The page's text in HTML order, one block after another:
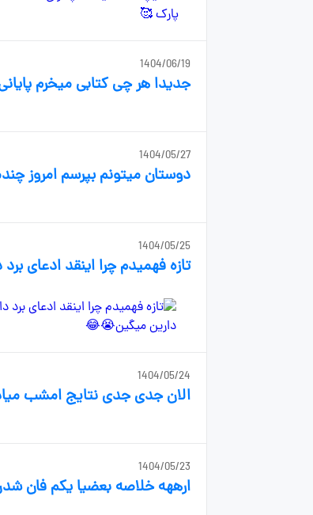
1404/06/19
جدیدا هر چی کتابی میخرم
1404/05/27
دوستان میتونم بپرسم امروز
1404/05/25
تازه فهمیدم چرا اینقد ادعای
1404/05/24
الان جدی جدی نتایج امشب
1404/05/23
ارههه خلاصه بعضیا یکم فان